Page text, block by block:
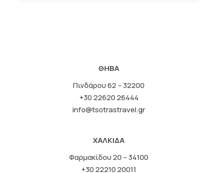
ΘΗΒΑ
Πινδάρου 62 – 32200
+30 22620 26444
info@tsotrastravel.gr
ΧΑΛΚΙΔΑ
Φαρμακίδου 20 – 34100
+30 22210 20011